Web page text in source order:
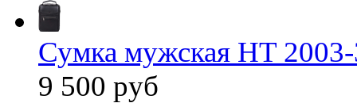
Сумка мужская HT
9 500 руб